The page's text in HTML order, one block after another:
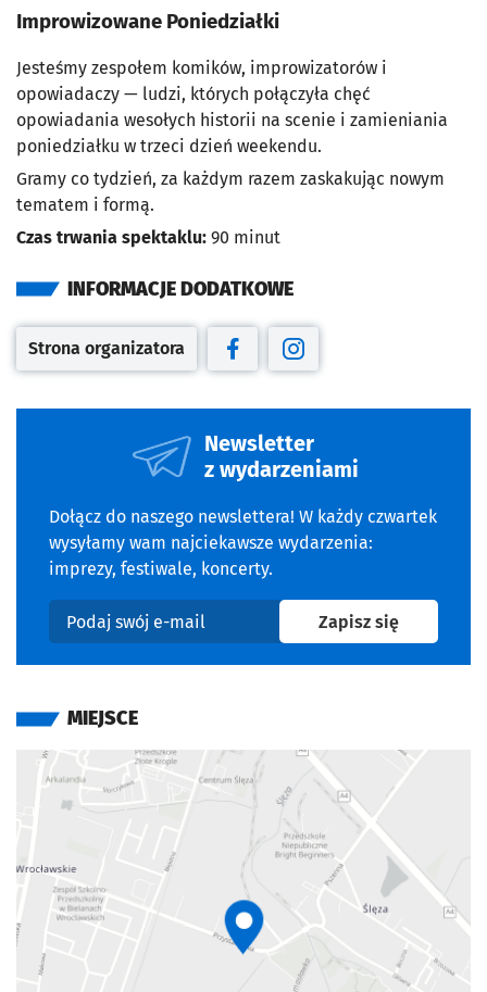
Improwizowane Poniedziałki
Jesteśmy zespołem komików, improwizatorów i
opowiadaczy — ludzi, których połączyła chęć
opowiadania wesołych historii na scenie i zamieniania
poniedziałku w trzeci dzień weekendu.
Gramy co tydzień, za każdym razem zaskakując nowym
tematem i formą.
Czas trwania spektaklu: 90 minut
INFORMACJE DODATKOWE
Otwiera się w nowej karcie
Strona organizatora
Otwiera się w nowej karcie
Otwiera się w nowej
Newsletter
z wydarzeniami
Dołącz do naszego newslettera! W każdy czwartek
wysyłamy wam najciekawsze wydarzenia:
imprezy, festiwale, koncerty.
Podaj swój e-mail
Zapisz sięna
MIEJSCE